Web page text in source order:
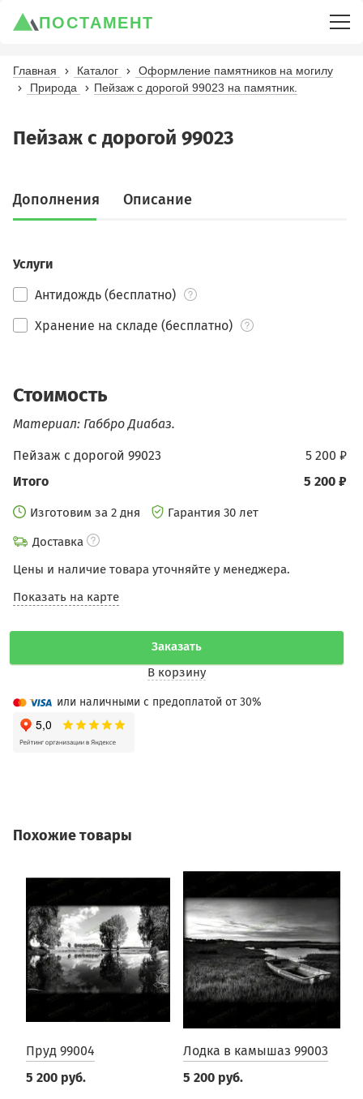
ПОСТАМЕНТ
Главная Каталог
Оформление памятников на могилу
Природа
Пейзаж с дорогой 99023 на памятник.
Пейзаж с дорогой 99023
Дополнения Описание
Услуги
Антидождь (бесплатно)
Хранение на складе (бесплатно)
Стоимость
Материал: Габбро Диабаз.
5 200 ₽
Пейзаж с дорогой 99023
5 200 ₽
Итого
Изготовим за 2 дня
Гарантия 30 лет
Доставка
Цены и наличие товара уточняйте у менеджера.
Показать на карте
Заказать
В корзину
или наличными с предоплатой от 30%
Похожие товары
Пруд 99004
5 200 руб.
Лодка в камышаз 99003
5 200 руб.